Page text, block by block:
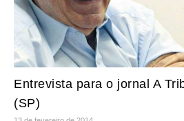
Entrevista para o jornal A
(SP)